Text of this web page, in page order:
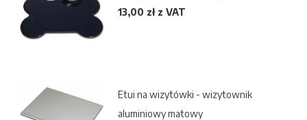
13,00 zł z VAT
Etui na wizytówki - wizytownik
aluminiowy matowy